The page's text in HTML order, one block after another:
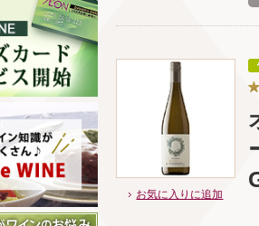
お気に入りに追加